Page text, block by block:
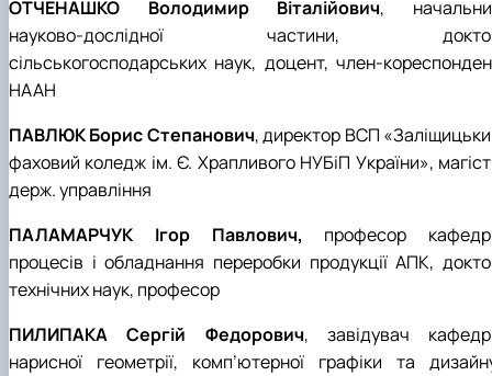
ОТЧЕНАШКО Володимир Віталійович,
науково-дослідної частини,
сільськогосподарських наук, доцент, член-
НААН
ПАВЛЮК Борис Степанович, директор ВСП
фаховий коледж ім. Є. Храпливого НУБіП України»,
держ. управління
ПАЛАМАРЧУК Ігор Павлович, професор
процесів і обладнання переробки продукції АПК,
технічних наук, професор
ПИЛИПАКА Сергій Федорович, завідувач
нарисної геометрії, комп’ютерної графіки та